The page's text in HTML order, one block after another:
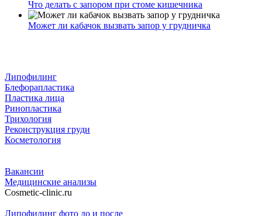
Что делать с запором при стоме кишечника
Может ли кабачок вызвать запор у грудничка
Липофилинг
Блефорапластика
Пластика лица
Ринопластика
Трихология
Реконструкция груди
Косметология
Вакансии
Медицинские анализы
Cosmetic-clinic.ru
Липофилинг фото до и после